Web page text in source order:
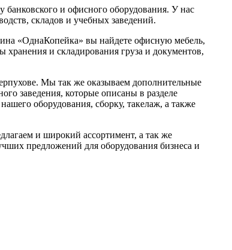
и офисного оборудования. У нас
складов и учебных заведений.
«ОднаКопейка» вы найдете офисную мебель,
и складирования груза и документов,
Мы так же оказываем дополнительные
заведения, которые описаны в разделе
оборудования, сборку, такелаж, а также
и широкий ассортимент, а так же
предложений для оборудования бизнеса и